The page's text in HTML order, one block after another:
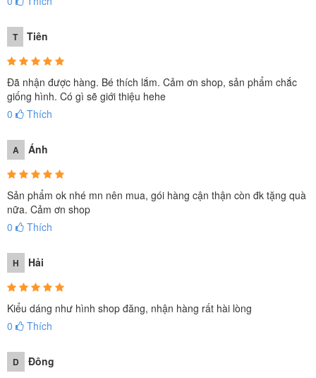
T Tiên
Đã nhận được hàng. Bé thích lắm. Cảm ơn shop, sản phẩm chắc
giống hình. Có gì sẽ giới thiệu hehe
0
Thích
A Ánh
Sản phẩm ok nhé mn nên mua, gói hàng cận thận còn đk tặng quà
nữa. Cảm ơn shop
0
Thích
H Hải
Kiểu dáng như hình shop đăng, nhận hàng rất hài lòng
0
Thích
D Đông